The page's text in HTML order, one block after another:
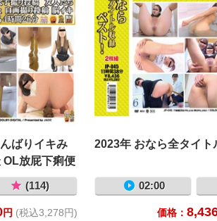
ばりイキみ
OL放屁下痢便
ニック2 新・
ら大肛門・
よたび 5カメ
(114)
円 (税込3,278円)
2023年 おなら全タイト
02:00
価格：